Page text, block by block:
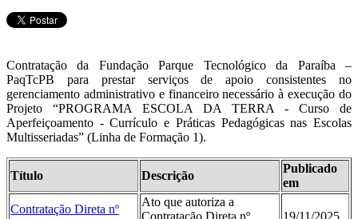
Contratação da Fundação Parque Tecnológico da Paraíba –
PaqTcPB para prestar serviços de apoio consistentes no
gerenciamento administrativo e financeiro necessário à execução do
Projeto “PROGRAMA ESCOLA DA TERRA - Curso de
Aperfeiçoamento - Currículo e Práticas Pedagógicas nas Escolas
Multisseriadas” (Linha de Formação 1).
Título Descrição
Publicado
em
Contratação Direta nº
Ato que autoriza a